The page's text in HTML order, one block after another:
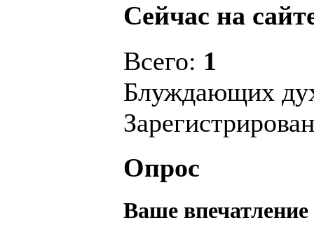
Сейчас на
Всего: 1
Блуждающих
Опрос
Ваше впечатление